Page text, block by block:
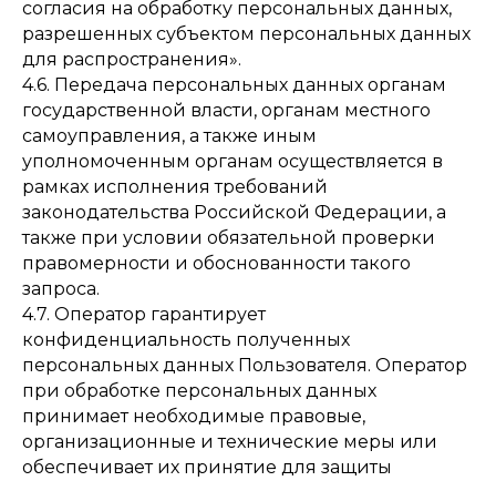
согласия на обработку персональных данных,
разрешенных субъектом персональных данных
для распространения».
4.6. Передача персональных данных органам
государственной власти, органам местного
самоуправления, а также иным
уполномоченным органам осуществляется в
рамках исполнения требований
законодательства Российской Федерации, а
также при условии обязательной проверки
правомерности и обоснованности такого
запроса.
4.7. Оператор гарантирует
конфиденциальность полученных
персональных данных Пользователя. Оператор
при обработке персональных данных
принимает необходимые правовые,
организационные и технические меры или
обеспечивает их принятие для защиты